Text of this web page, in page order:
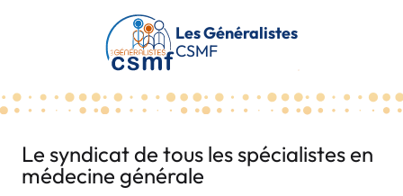
Passer au contenu principal
Les Généralistes
CSMF
Le syndicat de tous les spécialistes en
médecine générale